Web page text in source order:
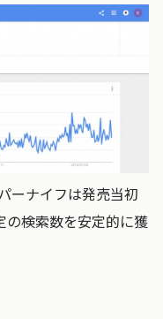
ーナイフは発売当初
の検索数を安定的に獲